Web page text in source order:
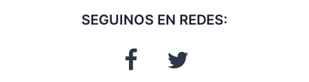
SEGUINOS EN REDES: